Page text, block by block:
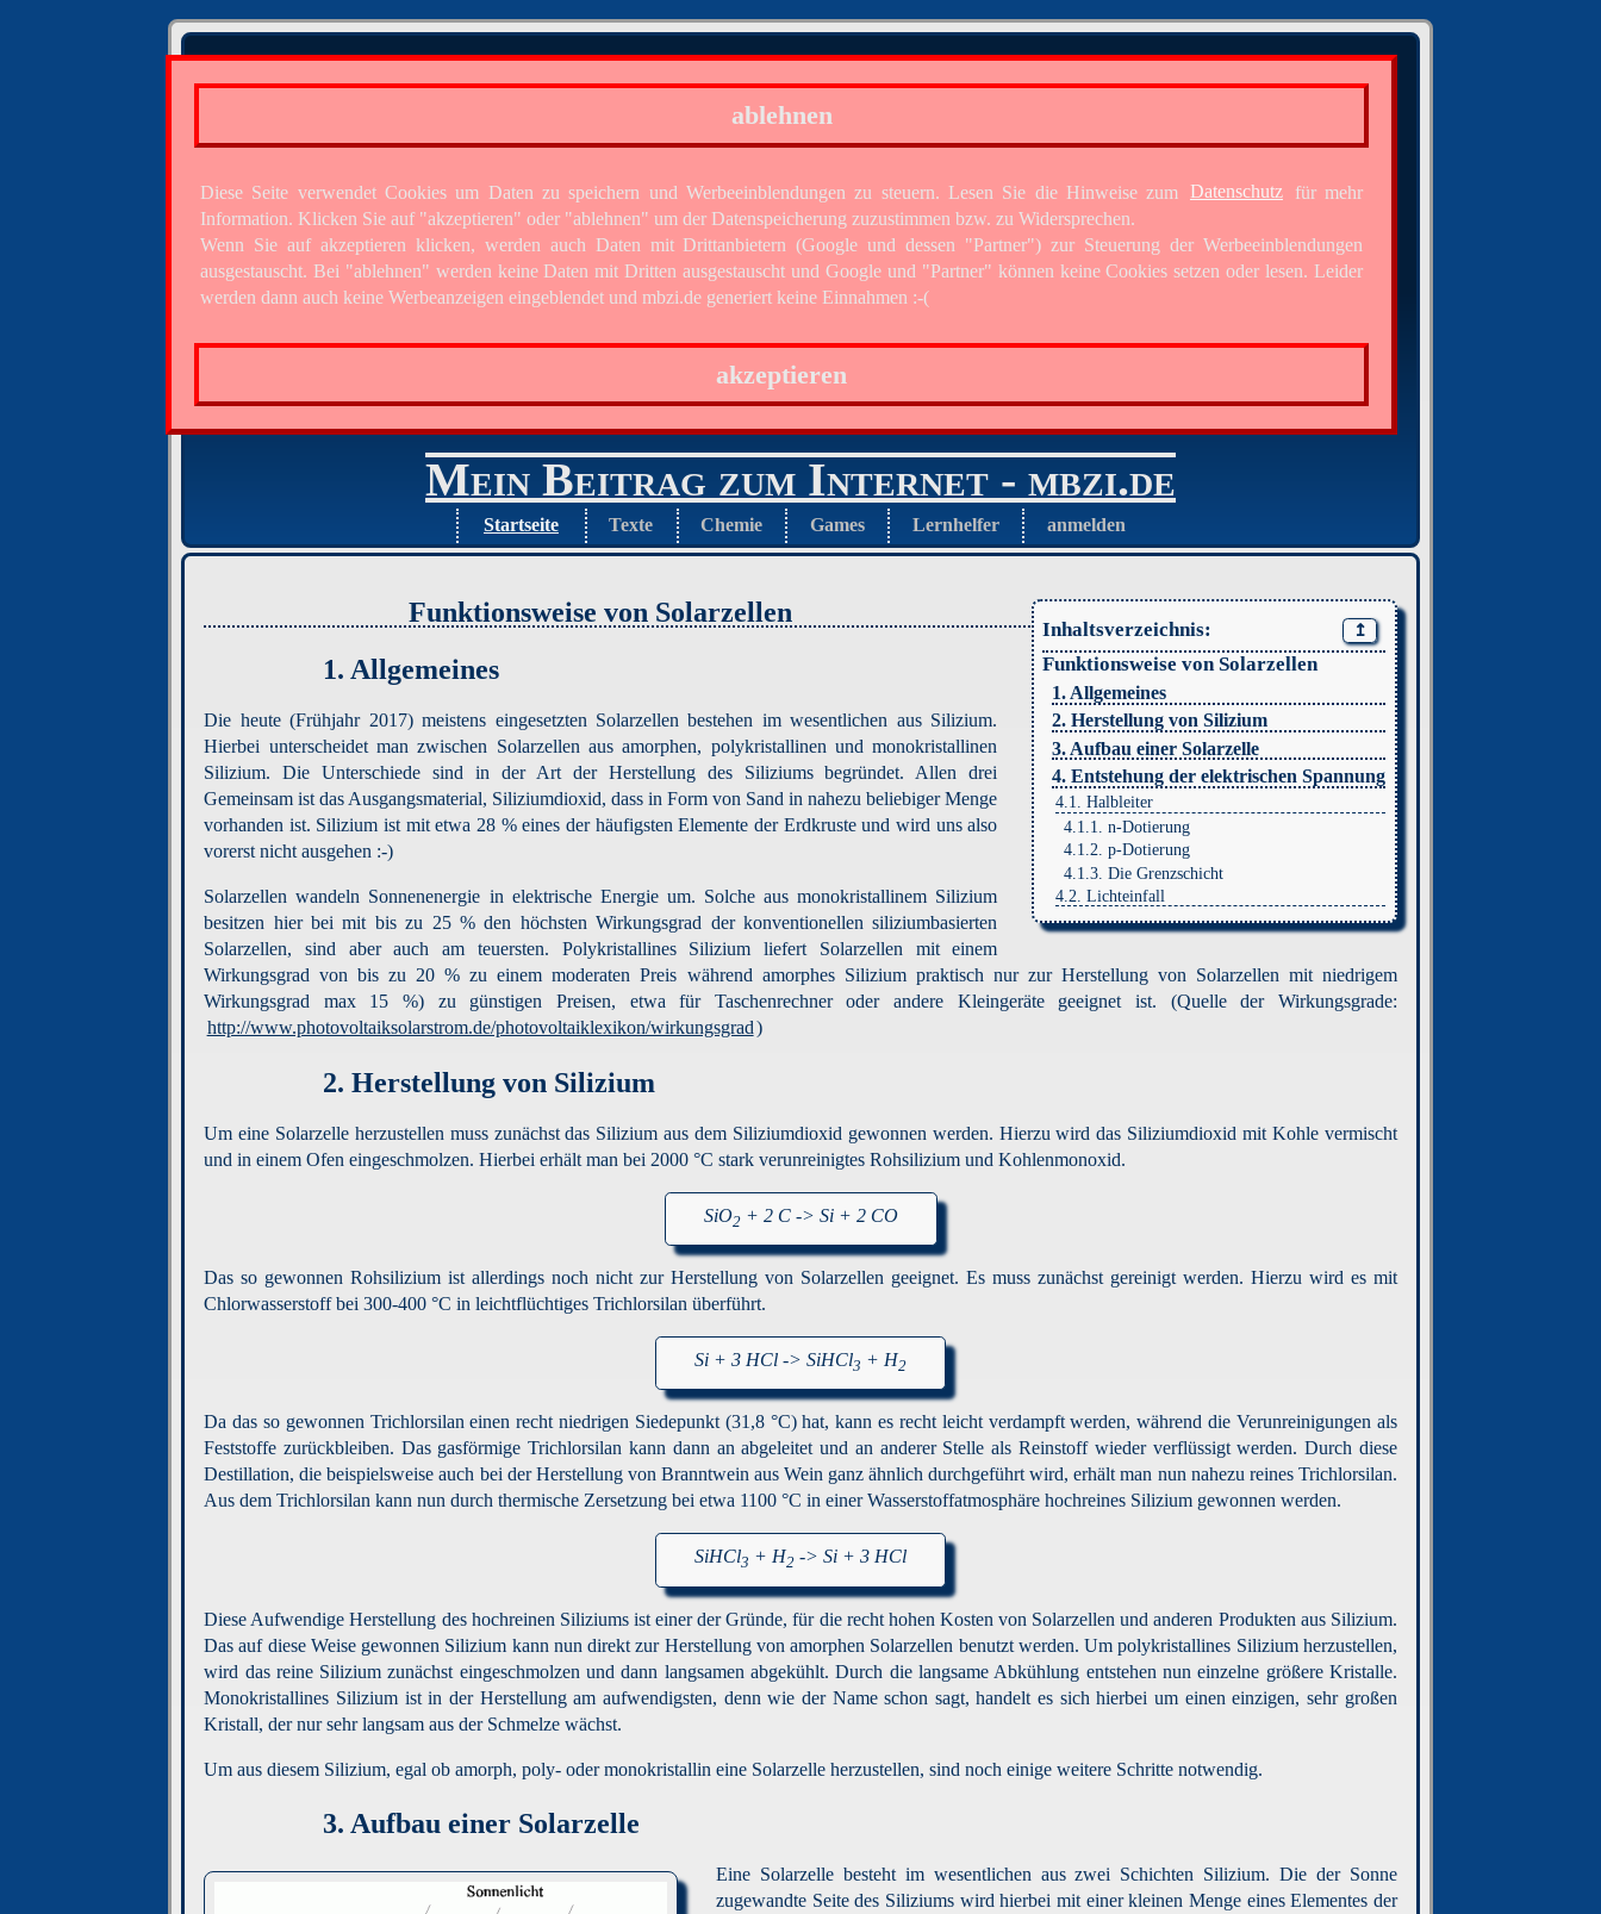
ablehnen
Diese Seite verwendet Cookies um Daten zu speichern und Werbeeinblendungen zu steuern. Lesen Sie die Hinweise zum Datenschutz
für mehr
Information. Klicken Sie auf "akzeptieren" oder "ablehnen" um der Datenspeicherung zuzustimmen bzw. zu Widersprechen.
Wenn Sie auf akzeptieren klicken, werden auch Daten mit Drittanbietern (Google und dessen "Partner") zur Steuerung der Werbeeinblendungen
ausgestauscht. Bei "ablehnen" werden keine Daten mit Dritten ausgestauscht und Google und "Partner" können keine Cookies setzen oder lesen. Leider
werden dann auch keine Werbeanzeigen eingeblendet und mbzi.de generiert keine Einnahmen :-(
akzeptieren
Mein Beitrag zum Internet - mbzi.de
Startseite Texte Chemie Games Lernhelfer anmelden
↥
Inhaltsverzeichnis:
Funktionsweise von Solarzellen
1. Allgemeines
2. Herstellung von Silizium
3. Aufbau einer Solarzelle
4. Entstehung der elektrischen Spannung
4.1. Halbleiter
4.1.1. n-Dotierung
4.1.2. p-Dotierung
4.1.3. Die Grenzschicht
4.2. Lichteinfall
Funktionsweise von Solarzellen
1. Allgemeines
Die heute (Frühjahr 2017) meistens eingesetzten Solarzellen bestehen im wesentlichen aus Silizium.
Hierbei unterscheidet man zwischen Solarzellen aus amorphen, polykristallinen und monokristallinen
Silizium. Die Unterschiede sind in der Art der Herstellung des Siliziums begründet. Allen drei
Gemeinsam ist das Ausgangsmaterial, Siliziumdioxid, dass in Form von Sand in nahezu beliebiger Menge
vorhanden ist. Silizium ist mit etwa 28 % eines der häufigsten Elemente der Erdkruste und wird uns also
vorerst nicht ausgehen :-)
Solarzellen wandeln Sonnenenergie in elektrische Energie um. Solche aus monokristallinem Silizium
besitzen hier bei mit bis zu 25 % den höchsten Wirkungsgrad der konventionellen siliziumbasierten
Solarzellen, sind aber auch am teuersten. Polykristallines Silizium liefert Solarzellen mit einem
Wirkungsgrad von bis zu 20 % zu einem moderaten Preis während amorphes Silizium praktisch nur zur Herstellung von Solarzellen mit niedrigem
Wirkungsgrad max 15 %) zu günstigen Preisen, etwa für Taschenrechner oder andere Kleingeräte geeignet ist. (Quelle der Wirkungsgrade:
http://www.photovoltaiksolarstrom.de/photovoltaiklexikon/wirkungsgrad)
2. Herstellung von Silizium
Um eine Solarzelle herzustellen muss zunächst das Silizium aus dem Siliziumdioxid gewonnen werden. Hierzu wird das Siliziumdioxid mit Kohle vermischt
und in einem Ofen eingeschmolzen. Hierbei erhält man bei 2000 °C stark verunreinigtes Rohsilizium und Kohlenmonoxid.
SiO2+ 2 C -> Si + 2 CO
Das so gewonnen Rohsilizium ist allerdings noch nicht zur Herstellung von Solarzellen geeignet. Es muss zunächst gereinigt werden. Hierzu wird es mit
Chlorwasserstoff bei 300-400 °C in leichtflüchtiges Trichlorsilan überführt.
Si + 3 HCl -> SiHCl3 + H2
Da das so gewonnen Trichlorsilan einen recht niedrigen Siedepunkt (31,8 °C) hat, kann es recht leicht verdampft werden, während die Verunreinigungen als
Feststoffe zurückbleiben. Das gasförmige Trichlorsilan kann dann an abgeleitet und an anderer Stelle als Reinstoff wieder verflüssigt werden. Durch diese
Destillation, die beispielsweise auch bei der Herstellung von Branntwein aus Wein ganz ähnlich durchgeführt wird, erhält man nun nahezu reines Trichlorsilan.
Aus dem Trichlorsilan kann nun durch thermische Zersetzung bei etwa 1100 °C in einer Wasserstoffatmosphäre hochreines Silizium gewonnen werden.
SiHCl3 + H2 -> Si + 3 HCl
Diese Aufwendige Herstellung des hochreinen Siliziums ist einer der Gründe, für die recht hohen Kosten von Solarzellen und anderen Produkten aus Silizium.
Das auf diese Weise gewonnen Silizium kann nun direkt zur Herstellung von amorphen Solarzellen benutzt werden. Um polykristallines Silizium herzustellen,
wird das reine Silizium zunächst eingeschmolzen und dann langsamen abgekühlt. Durch die langsame Abkühlung entstehen nun einzelne größere Kristalle.
Monokristallines Silizium ist in der Herstellung am aufwendigsten, denn wie der Name schon sagt, handelt es sich hierbei um einen einzigen, sehr großen
Kristall, der nur sehr langsam aus der Schmelze wächst.
Um aus diesem Silizium, egal ob amorph, poly- oder monokristallin eine Solarzelle herzustellen, sind noch einige weitere Schritte notwendig.
3. Aufbau einer Solarzelle
Eine Solarzelle besteht im wesentlichen aus zwei Schichten Silizium. Die der Sonne
zugewandte Seite des Siliziums wird hierbei mit einer kleinen Menge eines Elementes der